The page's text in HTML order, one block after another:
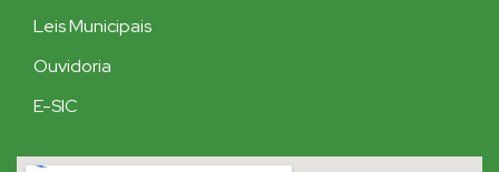
Leis Municipais
Ouvidoria
E-SIC